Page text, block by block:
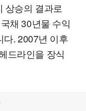
상승의 결과로
채 30년물 수익
다. 2007년 이후
드라인을 장식